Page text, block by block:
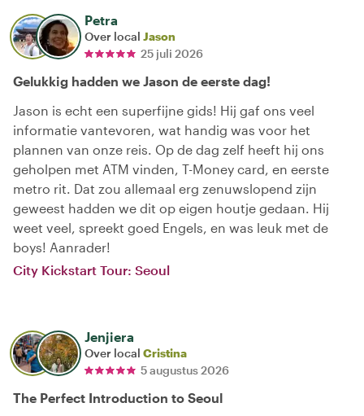
Petra
Over local Jason
25 juli 2026
Gelukkig hadden we Jason de eerste dag!
Jason is echt een superfijne gids! Hij gaf ons veel
informatie vantevoren, wat handig was voor het
plannen van onze reis. Op de dag zelf heeft hij ons
geholpen met ATM vinden, T-Money card, en eerste
metro rit. Dat zou allemaal erg zenuwslopend zijn
geweest hadden we dit op eigen houtje gedaan. Hij
weet veel, spreekt goed Engels, en was leuk met de
boys! Aanrader!
City Kickstart Tour: Seoul
Jenjiera
Over local Cristina
5 augustus 2026
The Perfect Introduction to Seoul